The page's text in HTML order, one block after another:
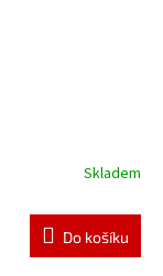
Skladem
Do košíku